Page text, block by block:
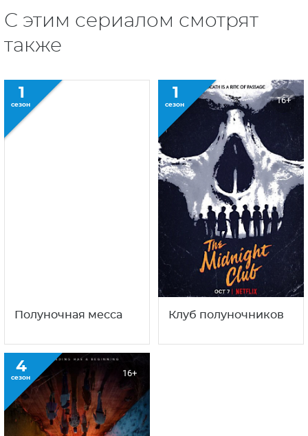
С этим сериалом смотрят
также
1
сезон
Полуночная месса
1
сезон 16+
Клуб полуночников
4
сезон 16+